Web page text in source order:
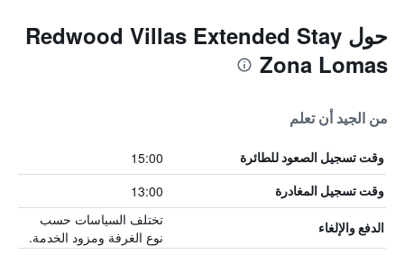
حول Redwood Villas Extended Stay
Zona Lomas
من الجيد أن تعلم
وقت تسجيل الصعود للطائرة 15:00
وقت تسجيل المغادرة 13:00
الدفع والإلغاء
تختلف السياسات حسب
نوع الغرفة ومزود الخدمة.